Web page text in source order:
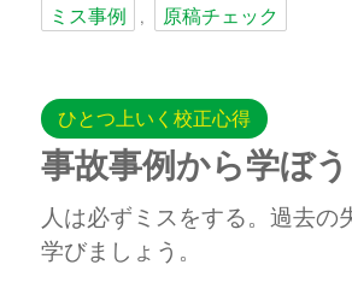
グ
ミス事例 , 原稿チェック
ひとつ上いく校正心得
事故事例から学ぼう
人は必ずミスをする。過去の
学びましょう。